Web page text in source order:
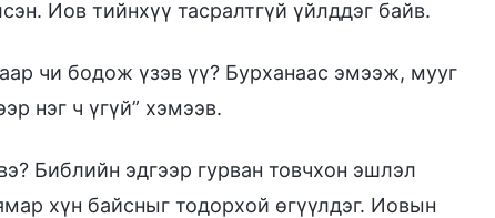
Иов тийнхүү тасралтгүй үйлддэг байв.
чи бодож үзэв үү? Бурханаас эмээж, мууг
нэг ч үгүй” хэмээв.
Библийн эдгээр гурван товчхон эшлэл
хүн байсныг тодорхой өгүүлдэг. Иовын